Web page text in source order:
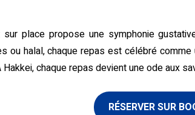
place propose une symphonie
ou halal, chaque repas est célébré
chaque repas devient une ode aux
RÉSERVER SUR